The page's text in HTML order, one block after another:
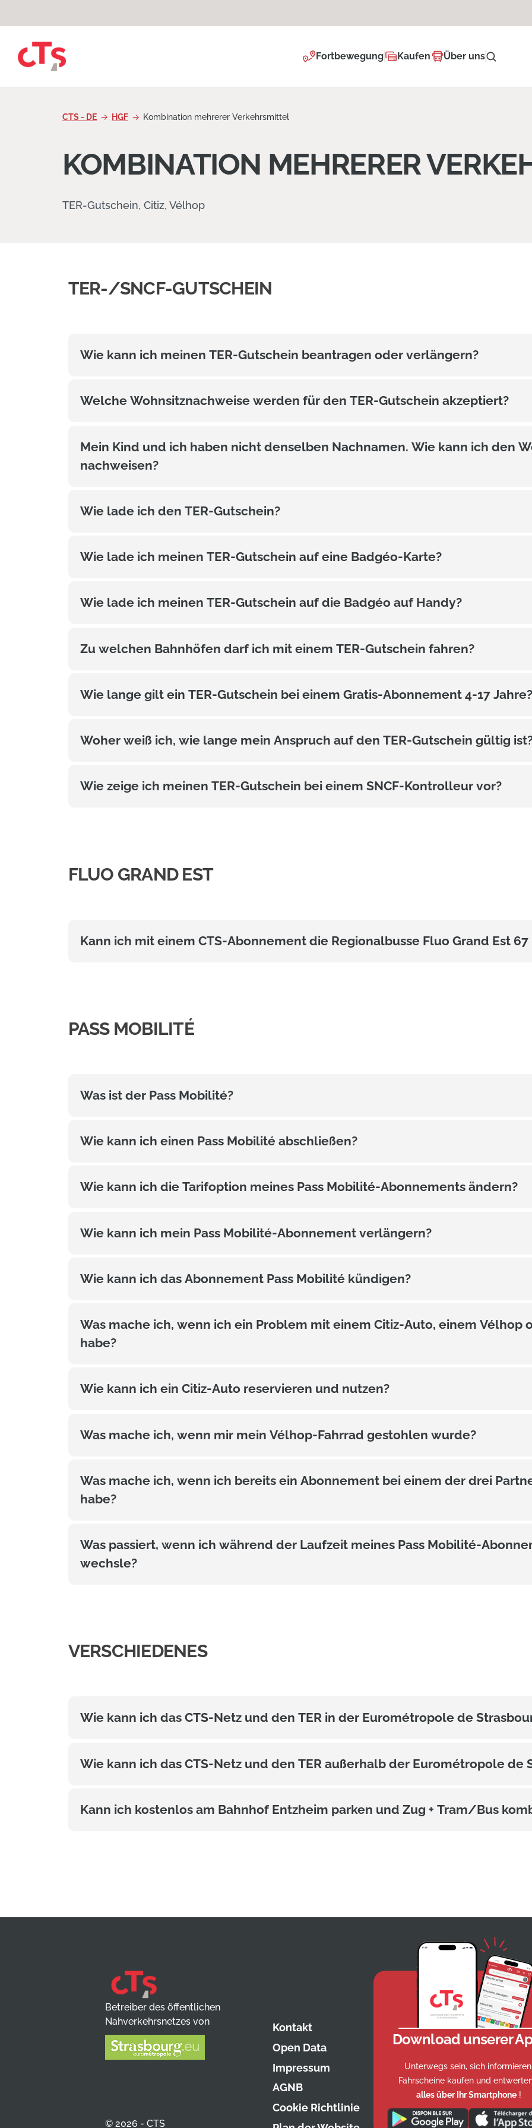
Fortbewegung Kaufen Über uns
CTS - DE HGF Kombination mehrerer Verkehrsmittel
KOMBINATION MEHRERER
TER-Gutschein, Citiz, Vélhop
TER-/SNCF-GUTSCHEIN
Wie kann ich meinen TER-Gutschein beantragen oder verlängern?
Welche Wohnsitznachweise werden für den TER-Gutschein akzeptiert?
Mein Kind und ich haben nicht denselben Nachnamen. Wie kann ich den
nachweisen?
Wie lade ich den TER-Gutschein?
Wie lade ich meinen TER-Gutschein auf eine Badgéo-Karte?
Wie lade ich meinen TER-Gutschein auf die Badgéo auf Handy?
Zu welchen Bahnhöfen darf ich mit einem TER-Gutschein fahren?
Wie lange gilt ein TER-Gutschein bei einem Gratis-Abonnement 4-17 Jahre?
Woher weiß ich, wie lange mein Anspruch auf den TER-Gutschein gültig
Wie zeige ich meinen TER-Gutschein bei einem SNCF-Kontrolleur vor?
FLUO GRAND EST
Kann ich mit einem CTS-Abonnement die Regionalbusse Fluo Grand Est 67
PASS MOBILITÉ
Was ist der Pass Mobilité?
Wie kann ich einen Pass Mobilité abschließen?
Wie kann ich die Tarifoption meines Pass Mobilité-Abonnements ändern?
Wie kann ich mein Pass Mobilité-Abonnement verlängern?
Wie kann ich das Abonnement Pass Mobilité kündigen?
Was mache ich, wenn ich ein Problem mit einem Citiz-Auto, einem Vélhop
habe?
Wie kann ich ein Citiz-Auto reservieren und nutzen?
Was mache ich, wenn mir mein Vélhop-Fahrrad gestohlen wurde?
Was mache ich, wenn ich bereits ein Abonnement bei einem der drei
habe?
Was passiert, wenn ich während der Laufzeit meines Pass Mobilité-
wechsle?
VERSCHIEDENES
Wie kann ich das CTS-Netz und den TER in der Eurométropole de
Wie kann ich das CTS-Netz und den TER außerhalb der Eurométropole de
Kann ich kostenlos am Bahnhof Entzheim parken und Zug + Tram/Bus
Betreiber des öffentlichen
Nahverkehrsnetzes von
© 2026 - CTS
Kontakt
Open Data
Impressum
AGNB
Cookie Richtlinie
Download unserer
Unterwegs sein, sich
Fahrscheine kaufen und
alles über Ihr Smartphone !